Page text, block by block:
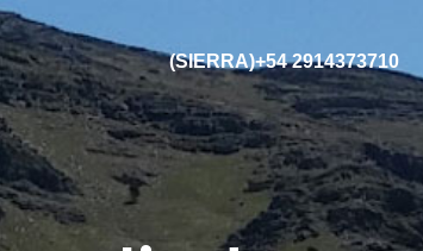
(SIERRA)+54 2914373710